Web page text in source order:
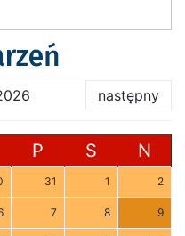
następny
P S N
31 1 2
7 8 9